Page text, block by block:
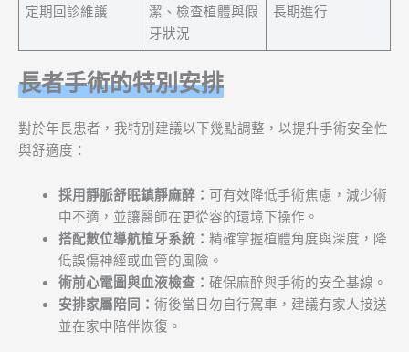
定期回診維護
潔、檢查植體與假
牙狀況
長期進行
長者手術的特別安排
對於年長患者，我特別建議以下幾點調整，以提升手術安全性
與舒適度：
採用靜脈舒眠鎮靜麻醉： 可有效降低手術焦慮，減少術
中不適，並讓醫師在更從容的環境下操作。
搭配數位導航植牙系統： 精確掌握植體角度與深度，降
低誤傷神經或血管的風險。
術前心電圖與血液檢查： 確保麻醉與手術的安全基線。
安排家屬陪同： 術後當日勿自行駕車，建議有家人接送
並在家中陪伴恢復。